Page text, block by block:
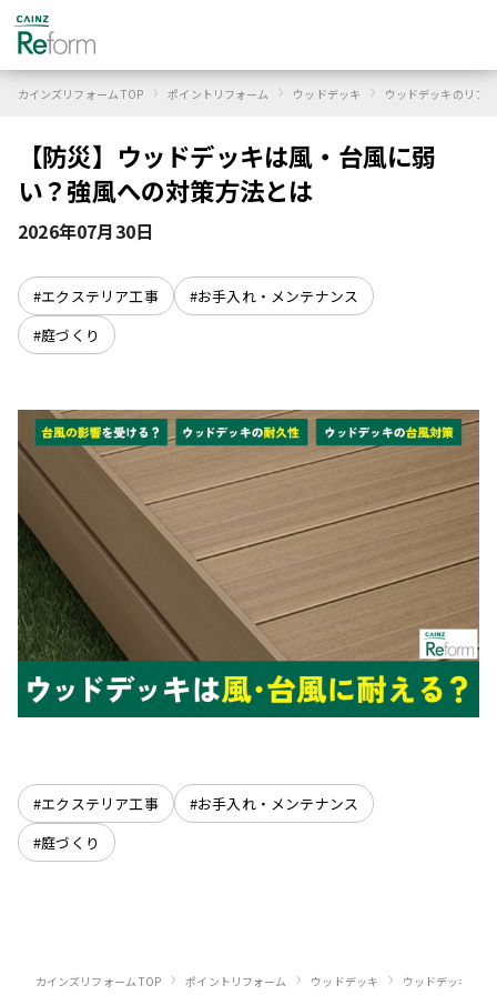
カインズリフォーム TOP › ポイントリフォーム › ウッドデッキ › ウッドデッキのリフ
【防災】ウッドデッキは風・台風に弱
い？強風への対策方法とは
2026年07月30日
#エクステリア工事
#お手入れ・メンテナンス
#庭づくり
#エクステリア工事
#お手入れ・メンテナンス
#庭づくり
カインズリフォーム TOP › ポイントリフォーム › ウッドデッキ › ウッドデッキの